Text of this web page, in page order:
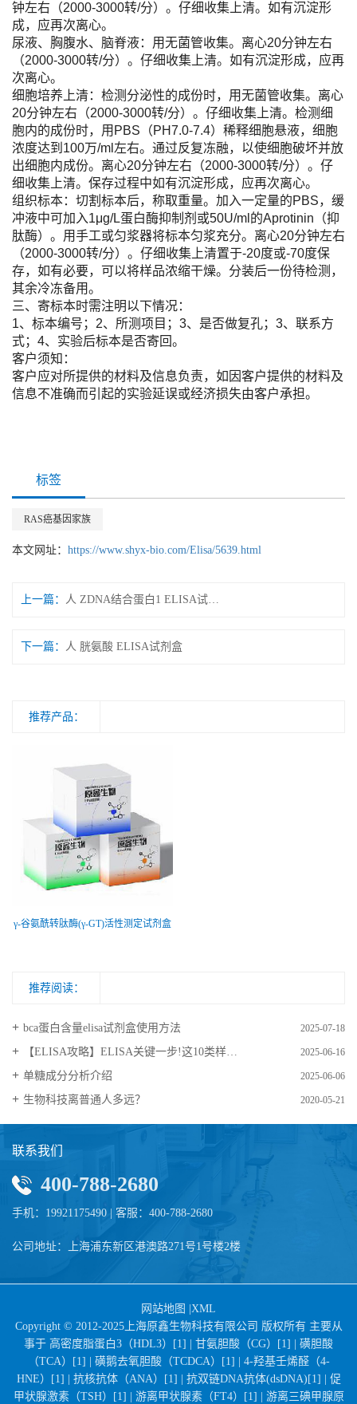
钟左右（2000-3000转/分）。仔细收集上清。如有沉淀形
成，应再次离心。
尿液、胸腹水、脑脊液：用无菌管收集。离心20分钟左右
（2000-3000转/分）。仔细收集上清。如有沉淀形成，应再
次离心。
细胞培养上清：检测分泌性的成份时，用无菌管收集。离心
20分钟左右（2000-3000转/分）。仔细收集上清。检测细
胞内的成份时，用PBS（PH7.0-7.4）稀释细胞悬液，细胞
浓度达到100万/ml左右。通过反复冻融，以使细胞破坏并放
出细胞内成份。离心20分钟左右（2000-3000转/分）。仔
细收集上清。保存过程中如有沉淀形成，应再次离心。
组织标本：切割标本后，称取重量。加入一定量的PBS，缓
冲液中可加入1μg/L蛋白酶抑制剂或50U/ml的Aprotinin（抑
肽酶）。用手工或匀浆器将标本匀浆充分。离心20分钟左右
（2000-3000转/分）。仔细收集上清置于-20度或-70度保
存，如有必要，可以将样品浓缩干燥。分装后一份待检测，
其余冷冻备用。
三、寄标本时需注明以下情况：
1、标本编号；2、所测项目；3、是否做复孔；3、联系方
式；4、实验后标本是否寄回。
客户须知：
客户应对所提供的材料及信息负责，如因客户提供的材料及
信息不准确而引起的实验延误或经济损失由客户承担。
标签
RAS癌基因家族
本文网址： https://www.shyx-bio.com/Elisa/5639.html
上一篇： 人 ZDNA结合蛋白1 ELISA试剂盒
下一篇： 人 胱氨酸 ELISA试剂盒
推荐产品：
γ-谷氨酰转肽酶(γ-GT)活性测定试剂盒
推荐阅读：
bca蛋白含量elisa试剂盒使用方法 2025-07-18
【ELISA攻略】ELISA关键一步!这10类样品要如何处理? 2025-06-16
​单糖成分分析介绍 2025-06-06
生物科技离普通人多远？ 2020-05-21
联系我们
400-788-2680
手机：19921175490 | 客服：400-788-2680
公司地址：上海浦东新区港澳路271号1号楼2楼
网站地图 XML
Copyright © 2012-2025上海原鑫生物科技有限公司 版权所有 主要从
事于 高密度脂蛋白3（HDL3）[1] | 甘氨胆酸（CG）[1] | 磺胆酸
（TCA）[1] | 磺鹅去氧胆酸（TCDCA）[1] | 4-羟基壬烯醛（4-
HNE）[1] | 抗核抗体（ANA）[1] | 抗双链DNA抗体(dsDNA)[1] | 促
甲状腺激素（TSH）[1] | 游离甲状腺素（FT4）[1] | 游离三碘甲腺原